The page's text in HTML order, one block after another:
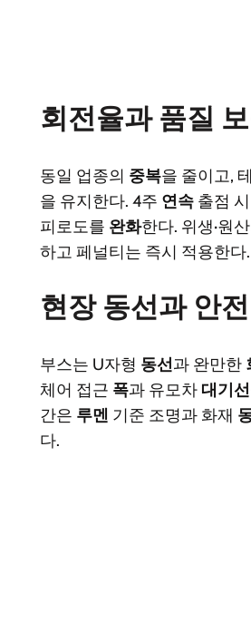
회전율과 품질
동일 업종의 중복을 줄이고,
을 유지한다. 4주 연속 출점
피로도를 완화한다. 위생·원
하고 페널티는 즉시 적용한다.
현장 동선과 안
부스는 U자형 동선과 완만한
체어 접근 폭과 유모차 대기선
간은 루멘 기준 조명과 화재
다.